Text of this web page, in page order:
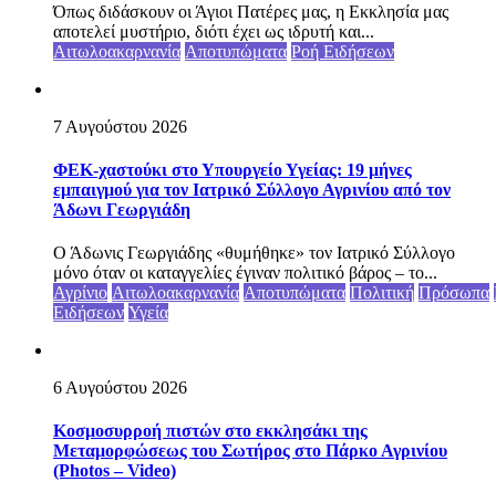
Όπως διδάσκουν οι Άγιοι Πατέρες μας, η Εκκλησία μας
αποτελεί μυστήριο, διότι έχει ως ιδρυτή και...
Αιτωλοακαρνανία Αποτυπώματα Ροή Ειδήσεων
7 Αυγούστου 2026
ΦΕΚ-χαστούκι στο Υπουργείο Υγείας: 19 μήνες
εμπαιγμού για τον Ιατρικό Σύλλογο Αγρινίου από τον
Άδωνι Γεωργιάδη
Ο Άδωνις Γεωργιάδης «θυμήθηκε» τον Ιατρικό Σύλλογο
μόνο όταν οι καταγγελίες έγιναν πολιτικό βάρος – το...
Αγρίνιο Αιτωλοακαρνανία Αποτυπώματα Πολιτική Πρόσωπα
Ειδήσεων Υγεία
6 Αυγούστου 2026
Κοσμοσυρροή πιστών στο εκκλησάκι της
Μεταμορφώσεως του Σωτήρος στο Πάρκο Αγρινίου
(Photos – Video)